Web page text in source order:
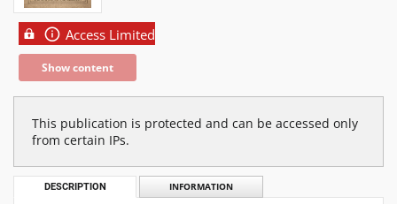
Access Limited
Show content
This publication is protected and can be accessed only
from certain IPs.
DESCRIPTION INFORMATION